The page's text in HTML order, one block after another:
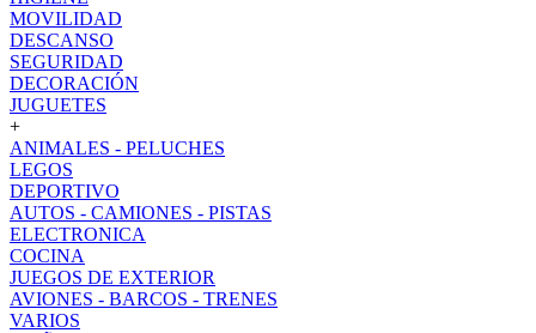
MOVILIDAD
DESCANSO
SEGURIDAD
DECORACIÓN
JUGUETES
+
ANIMALES - PELUCHES
LEGOS
DEPORTIVO
AUTOS - CAMIONES - PISTAS
ELECTRONICA
COCINA
JUEGOS DE EXTERIOR
AVIONES - BARCOS - TRENES
VARIOS